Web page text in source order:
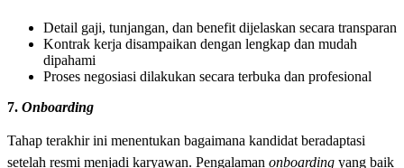
Detail gaji, tunjangan, dan benefit dijelaskan secara transparan
Kontrak kerja disampaikan dengan lengkap dan mudah
dipahami
Proses negosiasi dilakukan secara terbuka dan profesional
7. Onboarding
Tahap terakhir ini menentukan bagaimana kandidat beradaptasi
setelah resmi menjadi karyawan. Pengalaman onboarding yang baik